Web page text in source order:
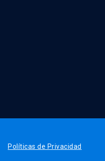
Políticas de Privacidad